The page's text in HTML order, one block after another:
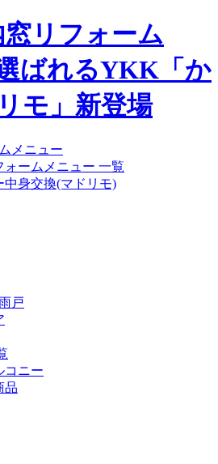
メニュー
ォームメニュー 一覧
中身交換(マドリモ)
戸
コニー
品